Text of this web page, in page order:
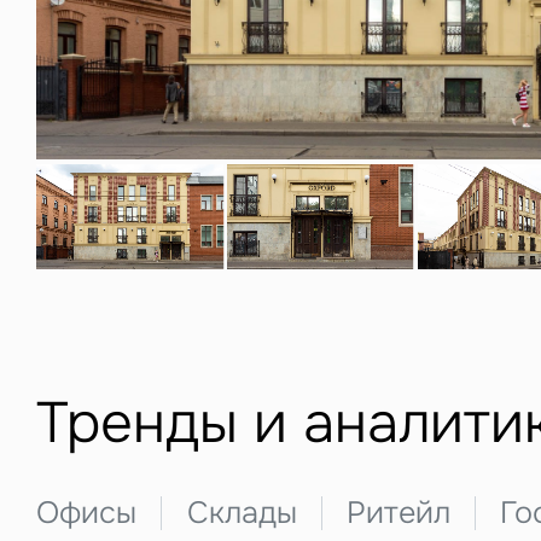
Тренды и
Офисы Склады Ритейл Это
данных
Заполните